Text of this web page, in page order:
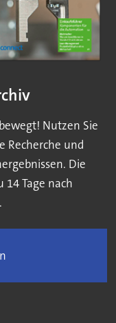
Nutzen Sie
Recherche und
Die
14 Tage nach